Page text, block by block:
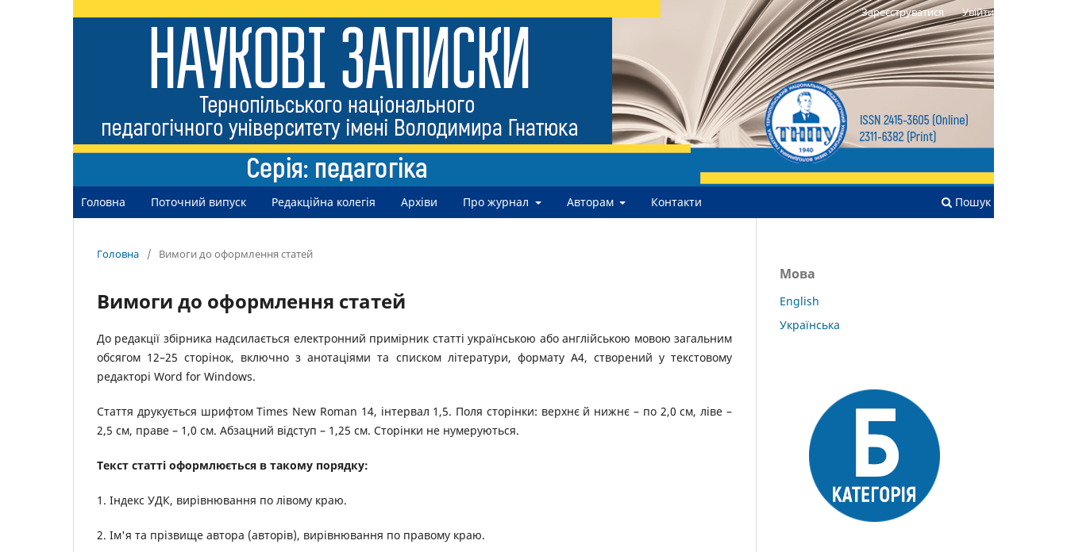
Головна Поточний випуск Редакційна колегія Архіви Про журнал Авторам Контакти Пошук
Зареєструватися Увійти
Головна / Вимоги до оформлення статей
Вимоги до оформлення статей
До редакції збірника надсилається електронний примірник статті українською або англійською мовою загальним
обсягом 12–25 сторінок, включно з анотаціями та списком літератури, формату А4, створений у текстовому
редакторі Word for Windows.
Стаття друкується шрифтом Times New Roman 14, інтервал 1,5. Поля сторінки: верхнє й нижнє – по 2,0 см, ліве –
2,5 cм, праве – 1,0 cм. Абзацний відступ – 1,25 см. Сторінки не нумеруються.
Текст статті оформлюється в такому порядку:
1. Індекс УДК, вирівнювання по лівому краю.
2. Ім'я та прізвище автора (авторів), вирівнювання по правому краю.
Мова
English
Українська